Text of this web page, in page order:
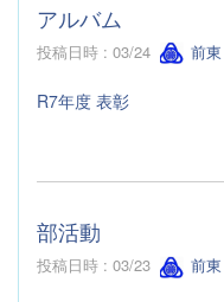
アルバム
投稿日時 : 03/24 前東
R7年度 表彰
部活動
投稿日時 : 03/23 前東